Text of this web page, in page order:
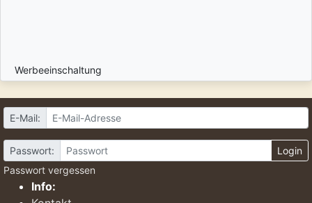
Werbeeinschaltung
E-Mail:
Passwort:
Login
Passwort vergessen
Info: